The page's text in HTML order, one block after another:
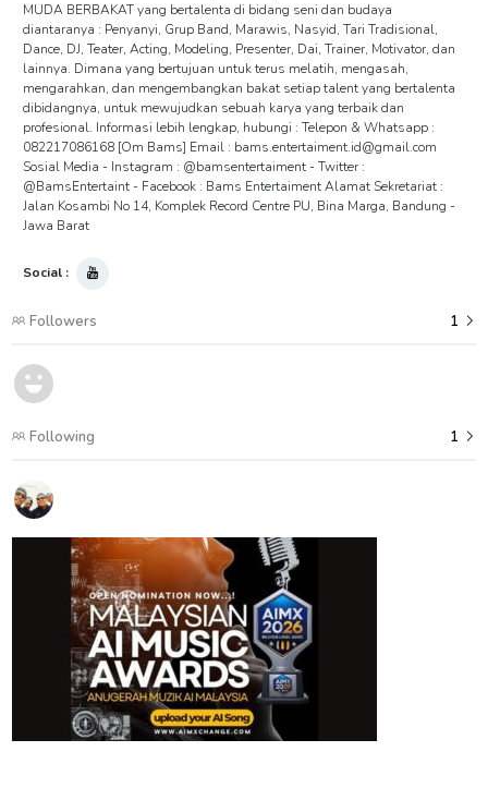
MUDA BERBAKAT yang bertalenta di bidang seni dan budaya
diantaranya : Penyanyi, Grup Band, Marawis, Nasyid, Tari Tradisional,
Dance, DJ, Teater, Acting, Modeling, Presenter, Dai, Trainer, Motivator, dan
lainnya. Dimana yang bertujuan untuk terus melatih, mengasah,
mengarahkan, dan mengembangkan bakat setiap talent yang bertalenta
dibidangnya, untuk mewujudkan sebuah karya yang terbaik dan
profesional. Informasi lebih lengkap, hubungi : Telepon & Whatsapp :
082217086168 [Om Bams] Email : bams.entertaiment.id@gmail.com
Sosial Media - Instagram : @bamsentertaiment - Twitter :
@BamsEntertaint - Facebook : Bams Entertaiment Alamat Sekretariat :
Jalan Kosambi No 14, Komplek Record Centre PU, Bina Marga, Bandung -
Jawa Barat
Social :
Followers 1
Following 1